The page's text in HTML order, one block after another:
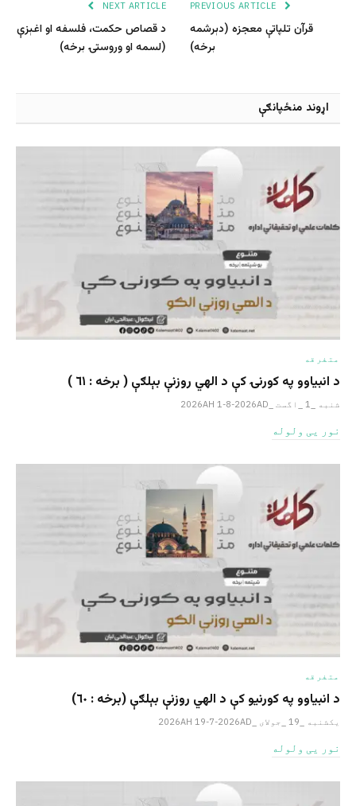
قرآن تلپاتې معجزه (دېرشمه
برخه)
NEXT ARTICLE
د قصاص حکمت، فلسفه او اغېزې
(لسمه او وروستۍ برخه)
اړوند منځپانګې
متفرقه
د انبیاوو په کورنۍ کې د الهي روزنې بېلګې ( برخه : ٦١ )
شنبه _1 _اگست _2026AH 1-8-2026AD
نور یی ولوله
متفرقه
د انبیاوو په کورنیو کې د الهي روزنې بېلګې (برخه : ٦٠)
یکشنبه _19 _جولای _2026AH 19-7-2026AD
نور یی ولوله